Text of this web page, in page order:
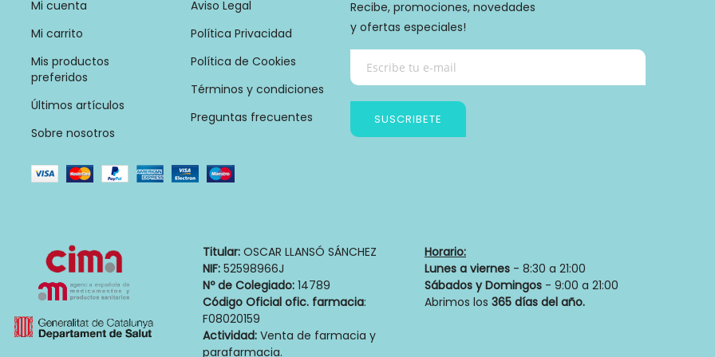
Mi cuenta
Mi carrito
Mis productos
preferidos
Últimos artículos
Sobre nosotros
Aviso Legal
Política Privacidad
Política de Cookies
Términos y condiciones
Preguntas frecuentes
Recibe, promociones, novedades
y ofertas especiales!
SUSCRIBETE
Política de privacidad
Titular: OSCAR LLANSÓ SÁNCHEZ
NIF: 52598966J
Nº de Colegiado: 14789
Código Oficial ofic. farmacia:
F08020159
Actividad: Venta de farmacia y
parafarmacia.
Horario:
Lunes a viernes - 8:30 a 21:00
Sábados y Domingos - 9:00 a 21:00
Abrimos los 365 días del año.